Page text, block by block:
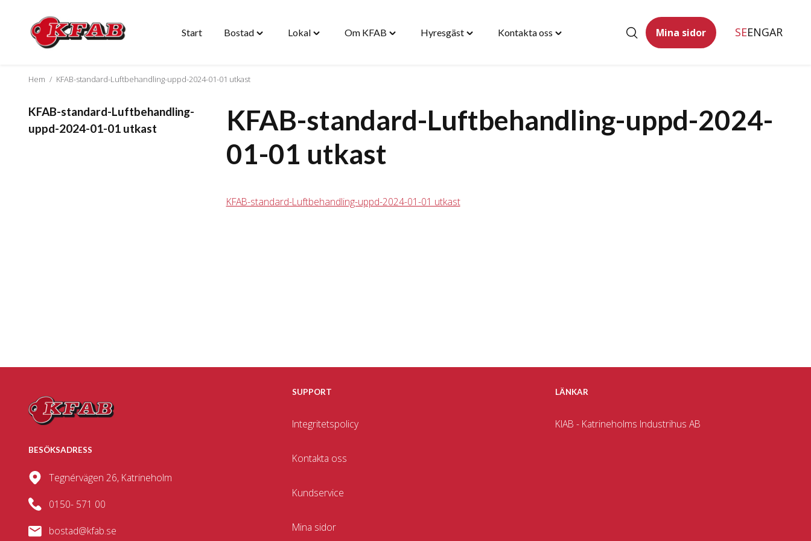
Hoppa
Start BostadToggle
LokalToggle
Om KFABToggle
HyresgästToggle
Kontakta ossToggle
Mina sidor SEENGAR
Hem / KFAB-standard-Luftbehandling-uppd-2024-01-01 utkast
KFAB-standard-Luftbehandling-
uppd-2024-01-01 utkast
KFAB-standard-Luftbehandling-uppd-2024-
01-01 utkast
KFAB-standard-Luftbehandling-uppd-2024-01-01 utkast
BESÖKSADRESS
Tegnérvägen 26, Katrineholm
0150- 571 00
bostad@kfab.se
SUPPORT
Integritetspolicy
Kontakta oss
Kundservice
Mina sidor
LÄNKAR
KIAB - Katrineholms Industrihus AB